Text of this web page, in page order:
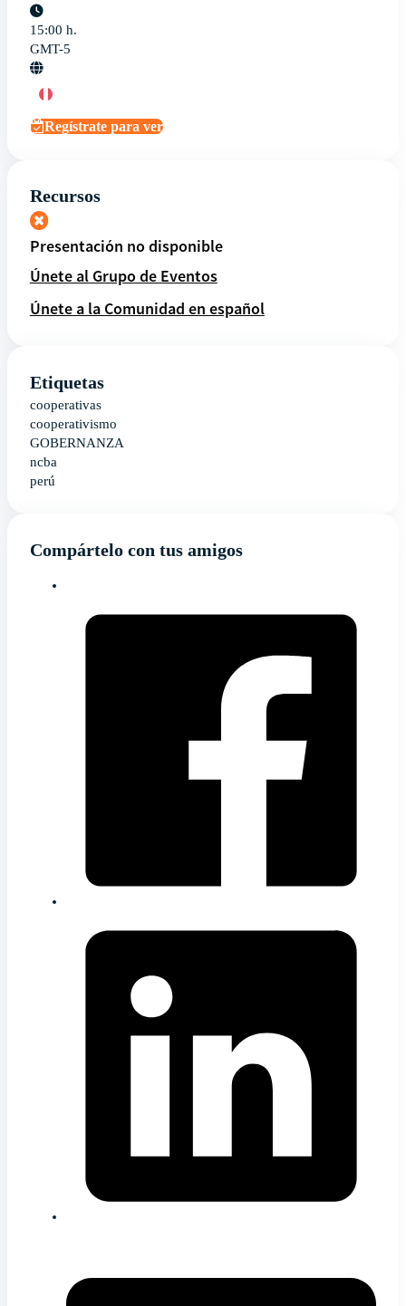
15:00 h.
GMT-5
Regístrate para ver
Recursos
Presentación no disponible
Únete al Grupo de Eventos
Únete a la Comunidad en español
Etiquetas
cooperativas
cooperativismo
GOBERNANZA
ncba
perú
Compártelo con tus amigos